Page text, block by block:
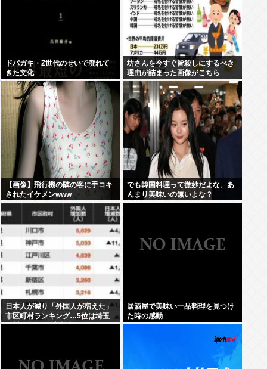
ドパガキ・Z世代のせいで廃れて
きた文化
坊さんを今すぐ皆殺しにするべき
理由が詰まった画像がこちら
【画像】飛行機の隣の客に手コキ
されたイケメンwww
でも韓国料理って微妙だよな、あ
んまり美味いの無いよな？
日本人が減り「外国人が増えた」
市区町村ランキング…5位は埼玉
県川口市、4位京都市、ではトッ
居酒屋で美味い一品料理を見つけ
た時の感動